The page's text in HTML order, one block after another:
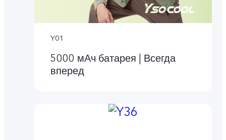
Y01
5000 мАч батарея | Всегда
вперед